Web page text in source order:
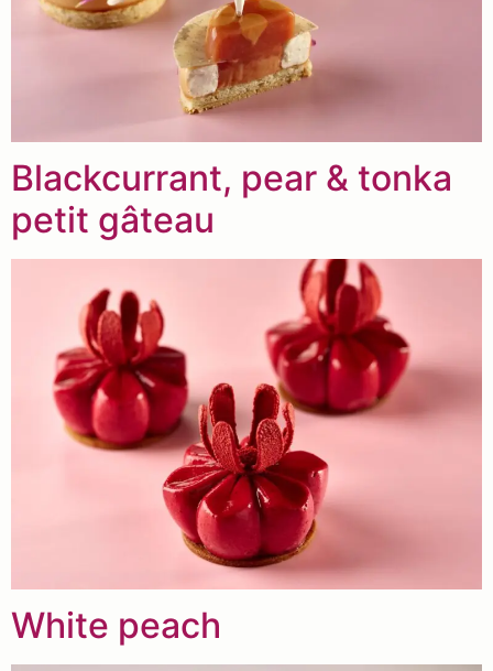
Blackcurrant, pear & tonka
petit gâteau
White peach